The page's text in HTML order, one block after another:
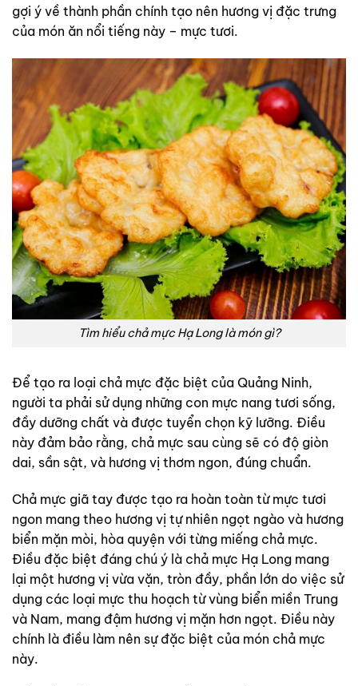
gợi ý về thành phần chính tạo nên hương vị đặc trưng
của món ăn nổi tiếng này – mực tươi.
Tìm hiểu chả mực Hạ Long là món gì?
Để tạo ra loại chả mực đặc biệt của Quảng Ninh,
người ta phải sử dụng những con mực nang tươi sống,
đầy dưỡng chất và được tuyển chọn kỹ lưỡng. Điều
này đảm bảo rằng, chả mực sau cùng sẽ có độ giòn
dai, sần sật, và hương vị thơm ngon, đúng chuẩn.
Chả mực giã tay được tạo ra hoàn toàn từ mực tươi
ngon mang theo hương vị tự nhiên ngọt ngào và hương
biển mặn mòi, hòa quyện với từng miếng chả mực.
Điều đặc biệt đáng chú ý là chả mực Hạ Long mang
lại một hương vị vừa vặn, tròn đầy, phần lớn do việc sử
dụng các loại mực thu hoạch từ vùng biển miền Trung
và Nam, mang đậm hương vị mặn hơn ngọt. Điều này
chính là điều làm nên sự đặc biệt của món chả mực
này.